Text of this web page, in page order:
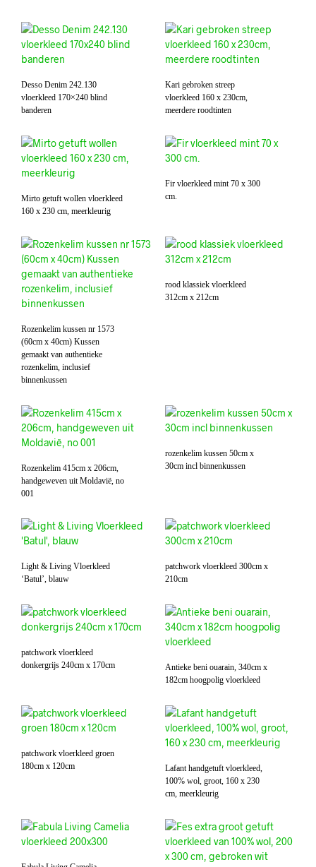
Desso Denim 242.130
vloerkleed 170×240 blind
banderen
Kari gebroken streep
vloerkleed 160 x 230cm,
meerdere roodtinten
Mirto getuft wollen vloerkleed
160 x 230 cm, meerkleurig
Fir vloerkleed mint 70 x 300
cm.
Rozenkelim kussen nr 1573
(60cm x 40cm) Kussen
gemaakt van authentieke
rozenkelim, inclusief
binnenkussen
rood klassiek vloerkleed
312cm x 212cm
Rozenkelim 415cm x 206cm,
handgeweven uit Moldavië, no
001
rozenkelim kussen 50cm x
30cm incl binnenkussen
Light & Living Vloerkleed
‘Batul’, blauw
patchwork vloerkleed 300cm x
210cm
patchwork vloerkleed
donkergrijs 240cm x 170cm
Antieke beni ouarain, 340cm x
182cm hoogpolig vloerkleed
patchwork vloerkleed groen
180cm x 120cm
Lafant handgetuft vloerkleed,
100% wol, groot, 160 x 230
cm, meerkleurig